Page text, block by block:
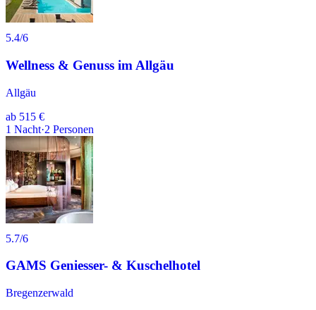
5.4/6
Wellness & Genuss im Allgäu
Allgäu
ab 515 €
1 Nacht·2 Personen
5.7/6
GAMS Geniesser- & Kuschelhotel
Bregenzerwald